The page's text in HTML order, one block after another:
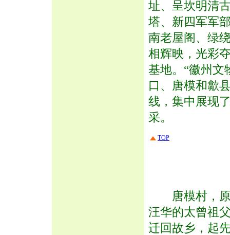
址、呈坎明清
塔、新四军军
南老屋阁、绿
相辉映，光彩
基地。“徽州文
口、唐模和歙
线，集中展现
采。
TOP
唐模村，原
汪华的太曾祖
迁回故乡，起